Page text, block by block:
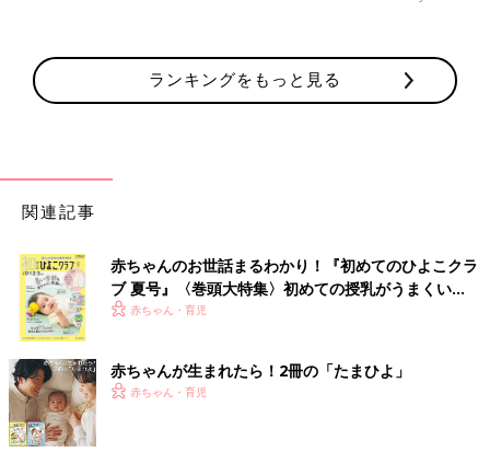
ランキングをもっと見る
関連記事
赤ちゃんのお世話まるわかり！『初めてのひよこクラ
ブ 夏号』〈巻頭大特集〉初めての授乳がうまくい
く！ おっぱい・ミルクの基本と夏のトラブル 解決テ
赤ちゃん・育児
赤ちゃんが生まれたら！2冊の「たまひよ」
赤ちゃん・育児